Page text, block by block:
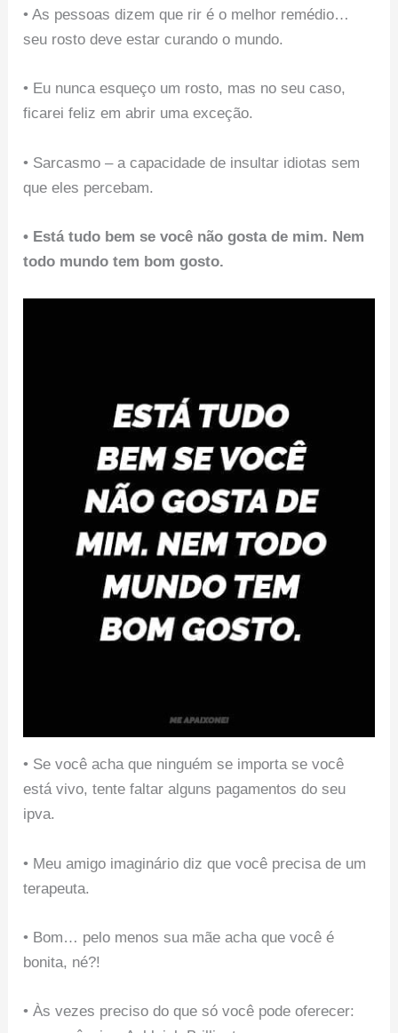
• As pessoas dizem que rir é o melhor remédio…
seu rosto deve estar curando o mundo.
• Eu nunca esqueço um rosto, mas no seu caso,
ficarei feliz em abrir uma exceção.
• Sarcasmo – a capacidade de insultar idiotas sem
que eles percebam.
• Está tudo bem se você não gosta de mim. Nem
todo mundo tem bom gosto.
• Se você acha que ninguém se importa se você
está vivo, tente faltar alguns pagamentos do seu
ipva.
• Meu amigo imaginário diz que você precisa de um
terapeuta.
• Bom… pelo menos sua mãe acha que você é
bonita, né?!
• Às vezes preciso do que só você pode oferecer: